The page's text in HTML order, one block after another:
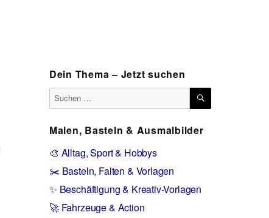
Dein Thema – Jetzt suchen
Suchen
nach:
SUCHEN
Malen, Basteln & Ausmalbilder
🎨 Alltag, Sport & Hobbys
✂️ Basteln, Falten & Vorlagen
✨ Beschäftigung & Kreativ-Vorlagen
🚀 Fahrzeuge & Action